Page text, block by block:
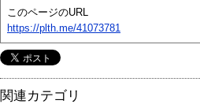
このページのURL
https://plth.me/41073781
関連カテゴリ